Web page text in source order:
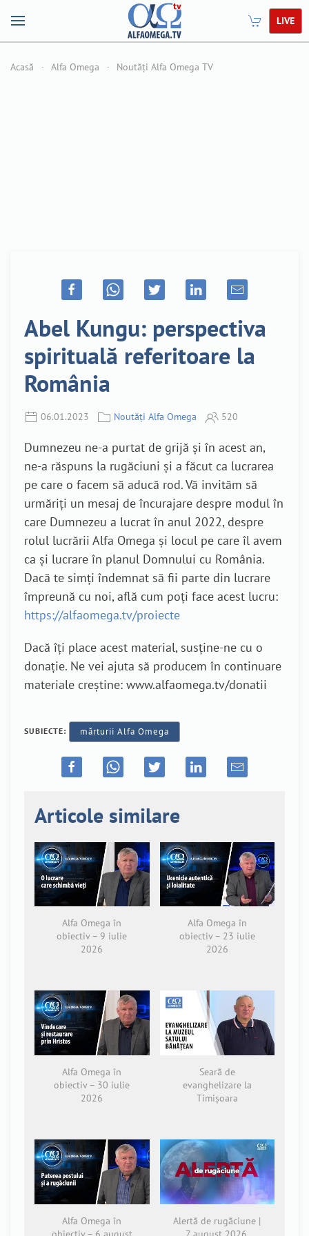
LIVE
Acasă Alfa Omega Noutăți Alfa Omega TV
Abel Kungu: perspectiva
spirituală referitoare la
România
06.01.2023 Noutăți Alfa Omega 520
Dumnezeu ne-a purtat de grijă și în acest an,
ne-a răspuns la rugăciuni și a făcut ca lucrarea
pe care o facem să aducă rod. Vă invităm să
urmăriți un mesaj de încurajare despre modul în
care Dumnezeu a lucrat în anul 2022, despre
rolul lucrării Alfa Omega și locul pe care îl avem
ca și lucrare în planul Domnului cu România.
Dacă te simți îndemnat să fii parte din lucrare
împreună cu noi, află cum poți face acest lucru:
https://alfaomega.tv/proiecte
Dacă îți place acest material, susține-ne cu o
donație. Ne vei ajuta să producem în continuare
materiale creștine: www.alfaomega.tv/donatii
SUBIECTE: mărturii Alfa Omega
Articole similare
Alfa Omega în
obiectiv – 9 iulie
2026
Alfa Omega în
obiectiv – 23 iulie
2026
Alfa Omega în
obiectiv – 30 iulie
2026
Seară de
evanghelizare la
Timișoara
Alfa Omega în
Alertă de rugăciune |